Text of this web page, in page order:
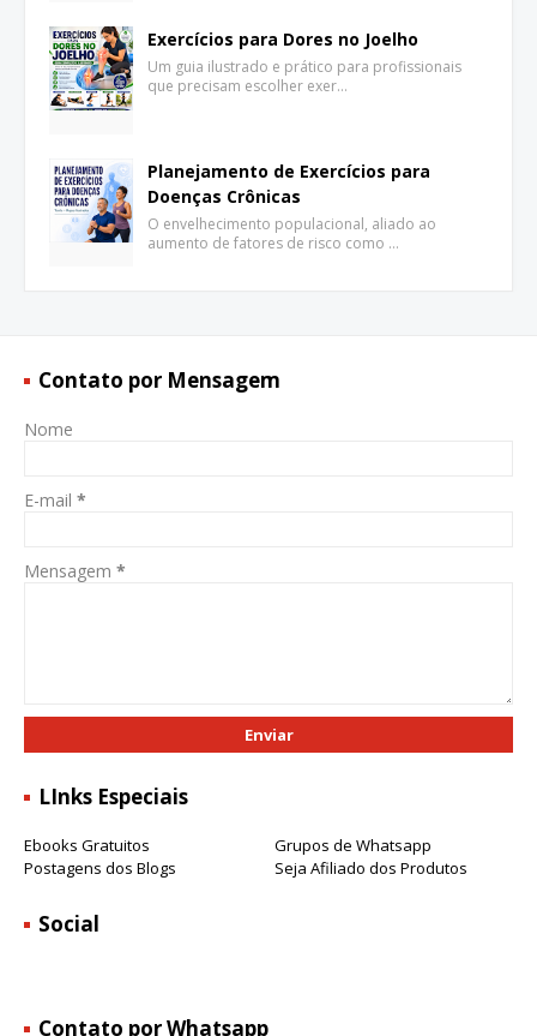
Exercícios para Dores no Joelho
Um guia ilustrado e prático para profissionais
que precisam escolher exer…
Planejamento de Exercícios para
Doenças Crônicas
O envelhecimento populacional, aliado ao
aumento de fatores de risco como …
Contato por Mensagem
Nome
E-mail *
Mensagem *
LInks Especiais
Ebooks Gratuitos
Grupos de Whatsapp
Postagens dos Blogs
Seja Afiliado dos Produtos
Social
Contato por Whatsapp